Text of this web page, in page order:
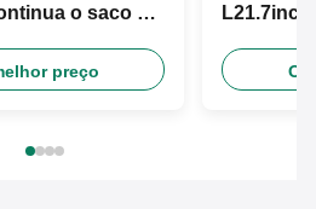
o saco do
preço